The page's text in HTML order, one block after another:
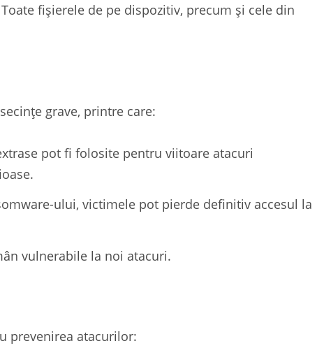
fișierele de pe dispozitiv, precum și cele din
grave, printre care:
pot fi folosite pentru viitoare atacuri
ului, victimele pot pierde definitiv accesul la
vulnerabile la noi atacuri.
prevenirea atacurilor: